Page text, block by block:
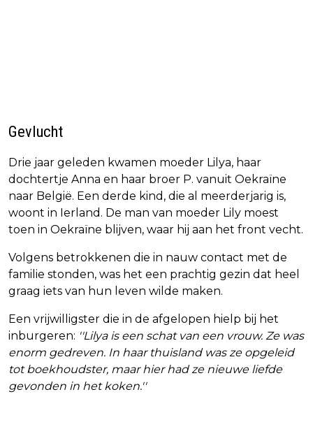
Gevlucht
Drie jaar geleden kwamen moeder Lilya, haar
dochtertje Anna en haar broer P. vanuit Oekraïne
naar België. Een derde kind, die al meerderjarig is,
woont in Ierland. De man van moeder Lily moest
toen in Oekraïne blijven, waar hij aan het front vecht.
Volgens betrokkenen die in nauw contact met de
familie stonden, was het een prachtig gezin dat heel
graag iets van hun leven wilde maken.
Een vrijwilligster die in de afgelopen hielp bij het
inburgeren: ''Lilya is een schat van een vrouw. Ze was
enorm gedreven. In haar thuisland was ze opgeleid
tot boekhoudster, maar hier had ze nieuwe liefde
gevonden in het koken.''